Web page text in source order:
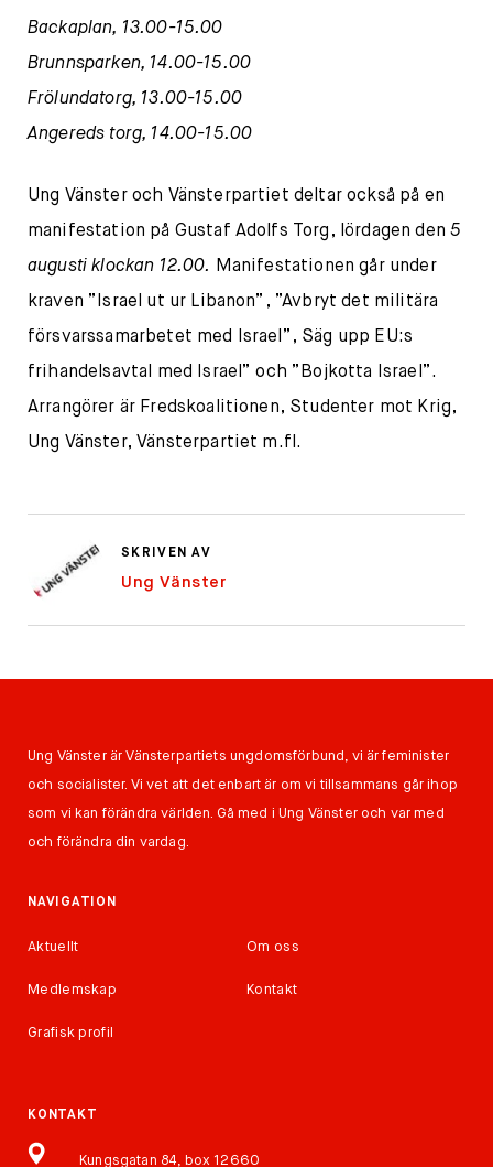
Backaplan, 13.00-15.00
Brunnsparken, 14.00-15.00
Frölundatorg, 13.00-15.00
Angereds torg, 14.00-15.00
Ung Vänster och Vänsterpartiet deltar också på en
manifestation på Gustaf Adolfs Torg, lördagen den5
augusti klockan 12.00.
Manifestationen går under
kraven ”Israel ut ur Libanon”, ”Avbryt det militära
försvarssamarbetet med Israel”, Säg upp EU:s
frihandelsavtal med Israel” och ”Bojkotta Israel”.
Arrangörer är Fredskoalitionen, Studenter mot Krig,
Ung Vänster, Vänsterpartiet m.fl.
SKRIVEN AV
Ung Vänster
Ung Vänster är Vänsterpartiets ungdomsförbund, vi är feminister
och socialister. Vi vet att det enbart är om vi tillsammans går ihop
som vi kan förändra världen. Gå med i Ung Vänster och var med
och förändra din vardag.
NAVIGATION
Aktuellt Om oss
Medlemskap Kontakt
Grafisk profil
KONTAKT
Kungsgatan 84, box 12660